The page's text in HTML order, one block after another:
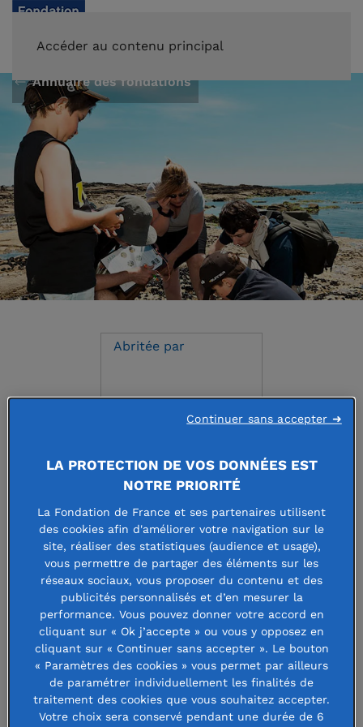
Accéder au contenu principal
Annuaire des fondations
Abritée par
FONDATION LE
MASCARET
Faire un don à cette fondation
La Fondation Le Mascaret, fondée par
des particuliers, intervient dans
LA PROTECTION DE VOS DONNÉES EST
NOTRE PRIORITÉ
La Fondation de France et ses partenaires utilisent
des cookies afin d'améliorer votre navigation sur le
site, réaliser des statistiques (audience et usage),
vous permettre de partager des éléments sur les
réseaux sociaux, vous proposer du contenu et des
publicités personnalisés et d’en mesurer la
performance. Vous pouvez donner votre accord en
cliquant sur « Ok j’accepte » ou vous y opposez en
cliquant sur « Continuer sans accepter ». Le bouton
« Paramètres des cookies » vous permet par ailleurs
de paramétrer individuellement les finalités de
traitement des cookies que vous souhaitez accepter.
Votre choix sera conservé pendant une durée de 6
Continuer sans accepter ➜